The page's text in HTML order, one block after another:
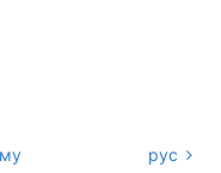
рус